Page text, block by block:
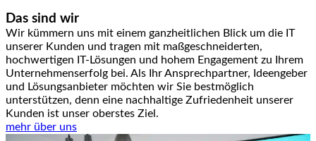
Das sind wir
Wir kümmern uns mit einem ganzheitlichen Blick um die IT
unserer Kunden und tragen mit maßgeschneiderten,
hochwertigen IT-Lösungen und hohem Engagement zu Ihrem
Unternehmenserfolg bei. Als Ihr Ansprechpartner, Ideengeber
und Lösungsanbieter möchten wir Sie bestmöglich
unterstützen, denn eine nachhaltige Zufriedenheit unserer
Kunden ist unser oberstes Ziel.
mehr über uns